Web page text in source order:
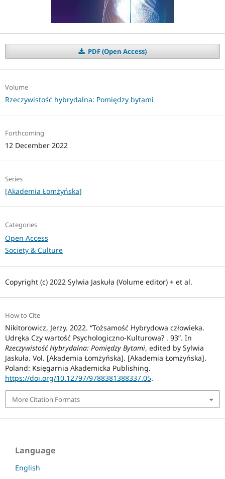
PDF (Open Access)
Volume
Rzeczywistość hybrydalna: Pomiędzy bytami
Forthcoming
12 December 2022
Series
[Akademia Łomżyńska]
Categories
Open Access
Society & Culture
Copyright (c) 2022 Sylwia Jaskuła (Volume editor) + et al.
How to Cite
Nikitorowicz, Jerzy. 2022. “Tożsamość Hybrydowa człowieka.
Udręka Czy wartość Psychologiczno-Kulturowa? . 93”. In
Rzeczywistość Hybrydalna: Pomiędzy Bytami, edited by Sylwia
Jaskuła. Vol. [Akademia Łomżyńska]. [Akademia Łomżyńska].
Poland: Księgarnia Akademicka Publishing.
https://doi.org/10.12797/9788381388337.05.
More Citation Formats
Language
English